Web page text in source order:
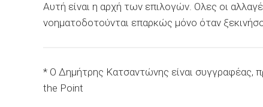
Αυτή είναι η αρχή των επιλογών. Ολες οι
νοηματοδοτούνται επαρκώς μόνο όταν
* Ο Δημήτρης Κατσαντώνης είναι συγγραφέας,
the Point